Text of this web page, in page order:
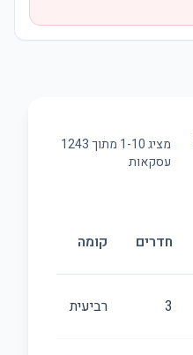
מציג 1-10 מתוך1243
עסקאות
חדרים קומה
3 רביעית